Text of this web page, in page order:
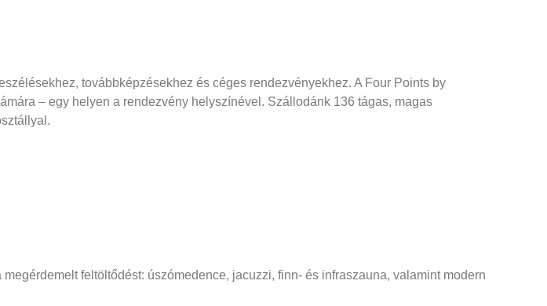
továbbképzésekhez és céges rendezvényekhez. A Four Points by
– egy helyen a rendezvény helyszínével. Szállodánk 136 tágas, magas
feltöltődést: úszómedence, jacuzzi, finn- és infraszauna, valamint modern